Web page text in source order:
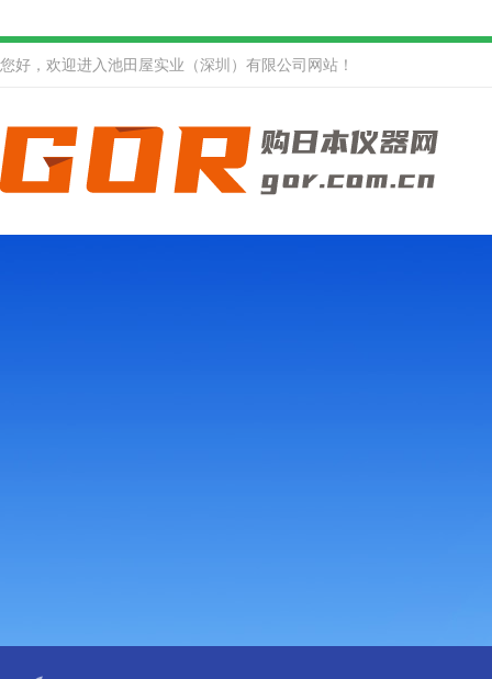
您好，欢迎进入池田屋实业（深圳）有限公司网站！